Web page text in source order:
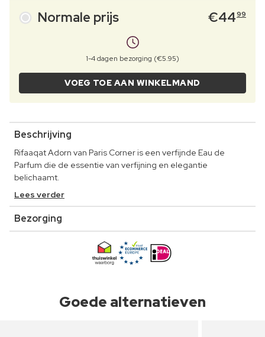
Normale prijs €4499
1-4 dagen bezorging (€5.95)
VOEG TOE AAN WINKELMAND
Beschrijving
Rifaaqat Adorn van Paris Corner is een verfijnde Eau de
Parfum die de essentie van verfijning en elegantie
belichaamt.
Lees verder
Bezorging
Goede alternatieven